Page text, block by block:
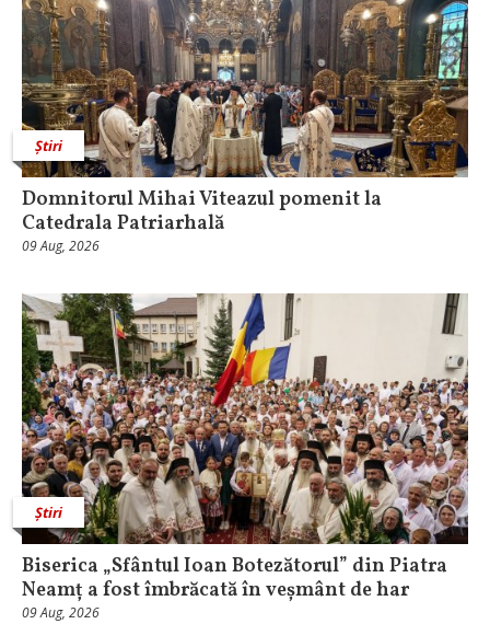
Știri
Domnitorul Mihai Viteazul pomenit la
Catedrala Patriarhală
09 Aug, 2026
Știri
Biserica „Sfântul Ioan Botezătorul” din Piatra
Neamț a fost îmbrăcată în veșmânt de har
09 Aug, 2026